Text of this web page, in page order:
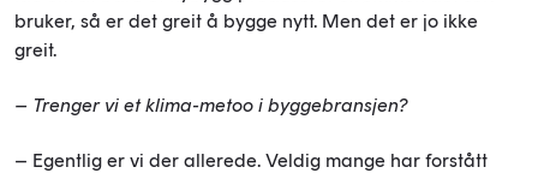
bruker, så er det greit å bygge nytt. Men det er jo ikke
greit.
– Trenger vi et klima-metoo i byggebransjen?
– Egentlig er vi der allerede. Veldig mange har forstått